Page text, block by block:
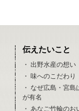
伝えたいこと
・ 出野水産の想い
・ 味へのこだわり
・ なぜ広島・宮島
が有名
・ あなご竹輪のお